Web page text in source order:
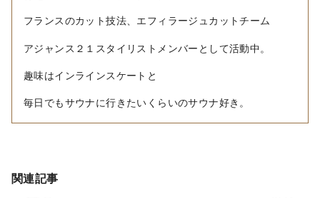
フランスのカット技法、エフィラージュカットチーム
アジャンス２１スタイリストメンバーとして活動中。
趣味はインラインスケートと
毎日でもサウナに行きたいくらいのサウナ好き。
関連記事